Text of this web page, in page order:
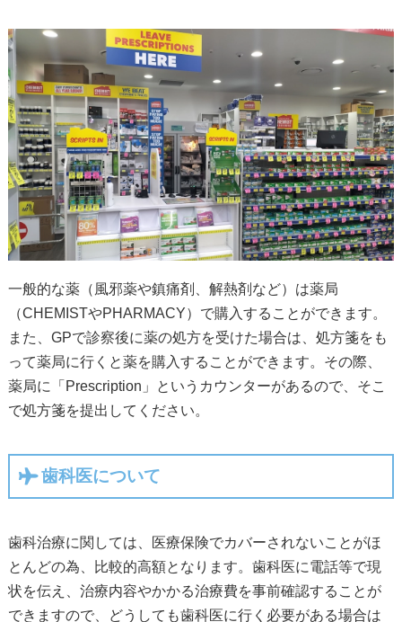
一般的な薬（風邪薬や鎮痛剤、解熱剤など）は薬局
（CHEMISTやPHARMACY）で購入することができます。
また、GPで診察後に薬の処方を受けた場合は、処方箋をも
って薬局に行くと薬を購入することができます。その際、
薬局に「Prescription」というカウンターがあるので、そこ
で処方箋を提出してください。
歯科医について
歯科治療に関しては、医療保険でカバーされないことがほ
とんどの為、比較的高額となります。歯科医に電話等で現
状を伝え、治療内容やかかる治療費を事前確認することが
できますので、どうしても歯科医に行く必要がある場合は